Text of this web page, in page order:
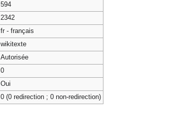
594
2342
fr - français
wikitexte
Autorisée
0
Oui
0 (0 redirection ; 0 non-redirection)